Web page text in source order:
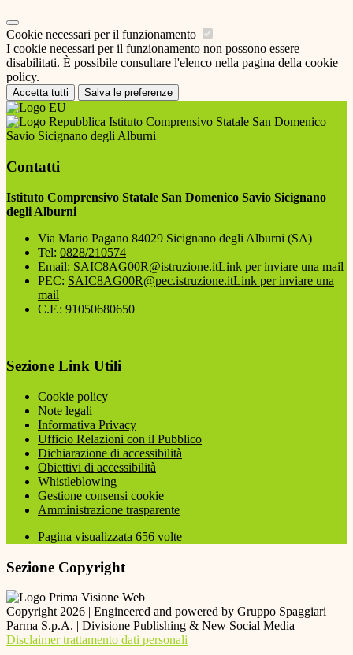
Cookie necessari per il funzionamento
I cookie necessari per il funzionamento non possono essere
disabilitati. È possibile consultare l'elenco nella pagina della cookie
policy.
Accetta tutti Salva le preferenze
Istituto Comprensivo Statale San Domenico
Savio Sicignano degli Alburni
Contatti
Istituto Comprensivo Statale San Domenico Savio Sicignano
degli Alburni
Via Mario Pagano 84029 Sicignano degli Alburni (SA)
Tel: 0828/210574
Email: SAIC8AG00R@istruzione.itLink per inviare una mail
PEC: SAIC8AG00R@pec.istruzione.itLink per inviare una
mail
C.F.: 91050680650
Sezione Link Utili
Cookie policy
Note legali
Informativa Privacy
Ufficio Relazioni con il Pubblico
Dichiarazione di accessibilità
Obiettivi di accessibilità
Whistleblowing
Gestione consensi cookie
Amministrazione trasparente
Pagina visualizzata 656 volte
Sezione Copyright
Copyright 2026 | Engineered and powered by Gruppo Spaggiari
Parma S.p.A. | Divisione Publishing & New Social Media
Disclaimer trattamento dati personali